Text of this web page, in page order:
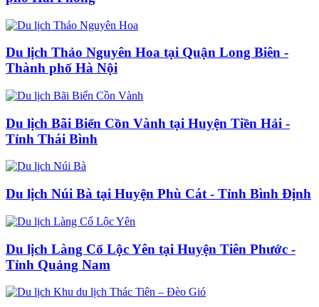
Du lịch Thảo Nguyên Hoa tại Quận Long Biên -
Thành phố Hà Nội
Du lịch Bãi Biển Cồn Vành tại Huyện Tiền Hải -
Tỉnh Thái Bình
Du lịch Núi Bà tại Huyện Phù Cát - Tỉnh Bình Định
Du lịch Làng Cổ Lộc Yên tại Huyện Tiên Phước -
Tỉnh Quảng Nam